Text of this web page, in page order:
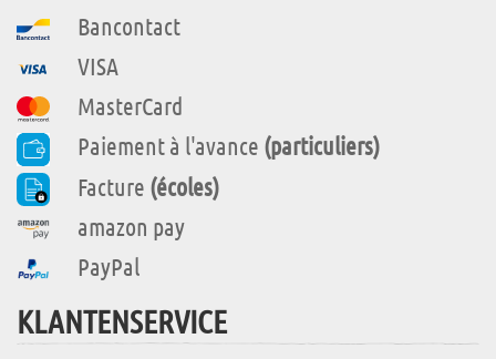
Bancontact
VISA
MasterCard
Paiement à l'avance (particuliers)
Facture (écoles)
amazon pay
PayPal
KLANTENSERVICE